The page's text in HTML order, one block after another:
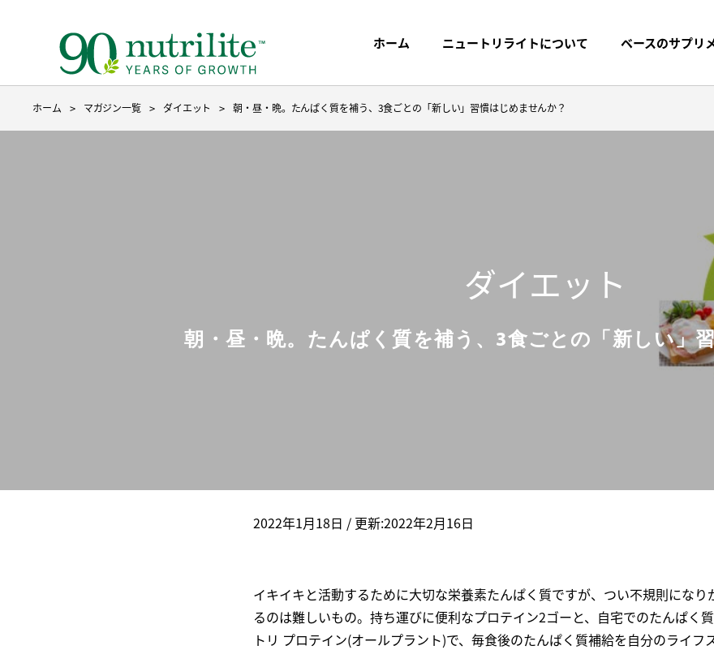
ホーム ニュートリライトについて ベースのサプリ
たんぱく質
ホーム マガジン一覧 ダイエット 朝・昼・晩。たんぱく質を補う、3食ごとの「新しい」習慣はじめませんか？
ダイエット
朝・昼・晩。たんぱく質を補う、3食ごとの「新しい」
2022年1月18日 / 更新:2022年2月16日
イキイキと活動するために大切な栄養素たんぱく質ですが、つい不規則になり
るのは難しいもの。持ち運びに便利なプロテイン2ゴーと、自宅でのたんぱく
トリ プロテイン(オールプラント)で、毎食後のたんぱく質補給を自分のライフ